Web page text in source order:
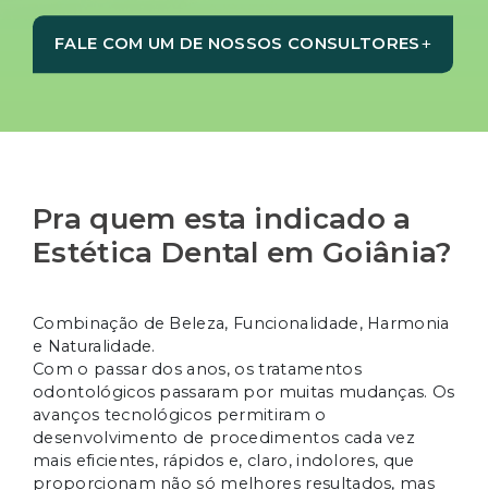
FALE COM UM DE NOSSOS CONSULTORES+
Pra quem esta indicado a
Estética Dental em Goiânia?
Combinação de Beleza, Funcionalidade, Harmonia
e Naturalidade.
Com o passar dos anos, os tratamentos
odontológicos passaram por muitas mudanças. Os
avanços tecnológicos permitiram o
desenvolvimento de procedimentos cada vez
mais eficientes, rápidos e, claro, indolores, que
proporcionam não só melhores resultados, mas